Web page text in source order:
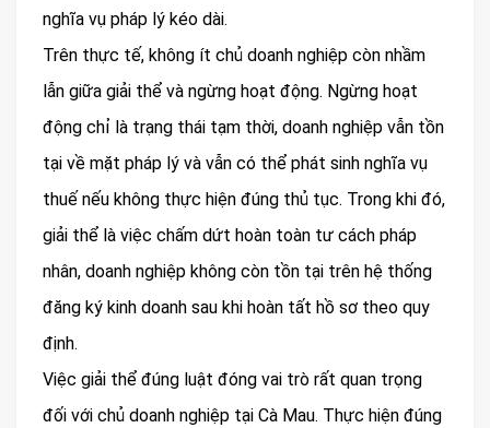
nghĩa vụ pháp lý kéo dài.
Trên thực tế, không ít chủ doanh nghiệp còn nhầm
lẫn giữa giải thể và ngừng hoạt động. Ngừng hoạt
động chỉ là trạng thái tạm thời, doanh nghiệp vẫn tồn
tại về mặt pháp lý và vẫn có thể phát sinh nghĩa vụ
thuế nếu không thực hiện đúng thủ tục. Trong khi đó,
giải thể là việc chấm dứt hoàn toàn tư cách pháp
nhân, doanh nghiệp không còn tồn tại trên hệ thống
đăng ký kinh doanh sau khi hoàn tất hồ sơ theo quy
định.
Việc giải thể đúng luật đóng vai trò rất quan trọng
đối với chủ doanh nghiệp tại Cà Mau. Thực hiện đúng